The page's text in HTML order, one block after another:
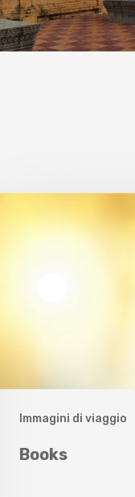
Immagini di viaggio
Books